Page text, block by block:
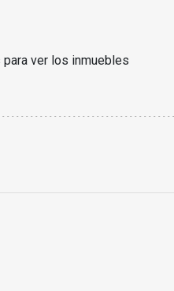
ver los inmuebles